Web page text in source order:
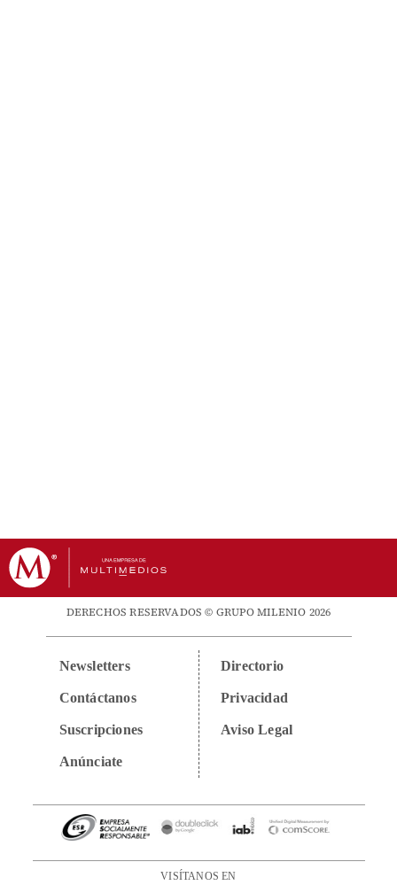
DERECHOS RESERVADOS © GRUPO MILENIO 2026
Newsletters
Contáctanos
Suscripciones
Anúnciate
Directorio
Privacidad
Aviso Legal
VISÍTANOS EN